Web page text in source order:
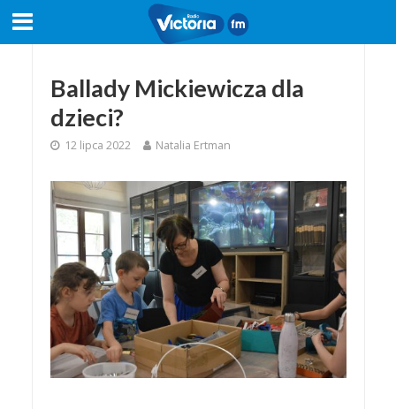
Ballady Mickiewicza dla
dzieci?
12 lipca 2022 Natalia Ertman